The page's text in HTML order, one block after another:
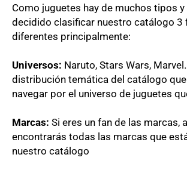
Como juguetes hay de muchos tipos
decidido clasificar nuestro catálogo 3
diferentes principalmente:
Universos: Naruto, Stars Wars,
distribución temática del catálogo
navegar por el universo de juguetes
Marcas: Si eres un fan de las marcas,
encontrarás todas las marcas que
nuestro catálogo